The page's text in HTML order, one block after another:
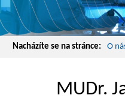
Nacházíte se na stránce: O
MUDr.